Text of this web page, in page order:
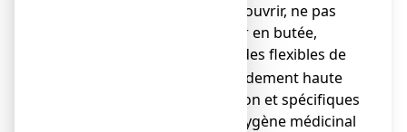
pour l'ouvrir, ne pas
l'ouvrir en butée,
utiliser des flexibles de
raccordement haute
pression et spécifiques
de l'oxygène médicinal